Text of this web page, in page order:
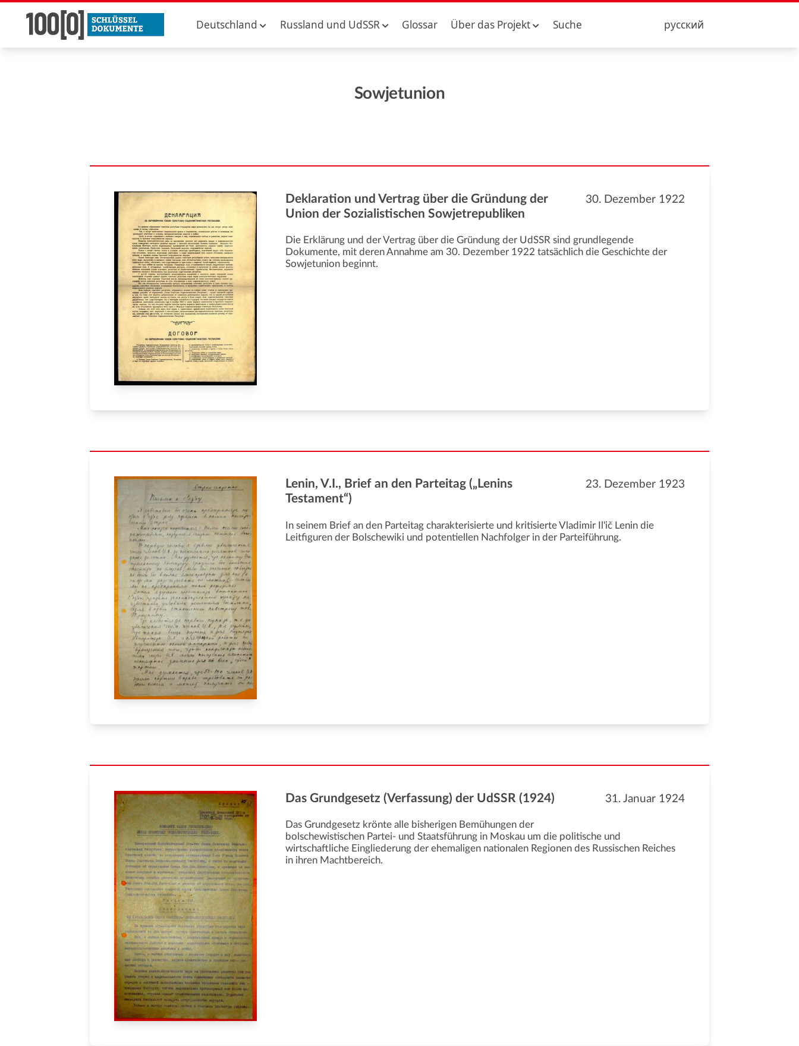
Deutschland Russland und UdSSR Glossar Über das Projekt Suche русский
Sowjetunion
30. Dezember 1922
Deklaration und Vertrag über die Gründung der
Union der Sozialistischen Sowjetrepubliken
Die Erklärung und der Vertrag über die Gründung der UdSSR sind grundlegende
Dokumente, mit deren Annahme am 30. Dezember 1922 tatsächlich die Geschichte der
Sowjetunion beginnt.
23. Dezember 1923
Lenin, V.I., Brief an den Parteitag („Lenins
Testament“)
In seinem Brief an den Parteitag charakterisierte und kritisierte Vladimir Il'ič Lenin die
Leitfiguren der Bolschewiki und potentiellen Nachfolger in der Parteiführung.
31. Januar 1924
Das Grundgesetz (Verfassung) der UdSSR (1924)
Das Grundgesetz krönte alle bisherigen Bemühungen der
bolschewistischen Partei- und Staatsführung in Moskau um die politische und
wirtschaftliche Eingliederung der ehemaligen nationalen Regionen des Russischen Reiches
in ihren Machtbereich.